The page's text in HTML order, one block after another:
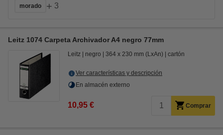
morado
+ 3
Leitz 1074 Carpeta Archivador A4 negro 77mm
Leitz negro 364 x 230 mm (LxAn) cartón
Ver características y descripción
En almacén externo
10,95 € Comprar